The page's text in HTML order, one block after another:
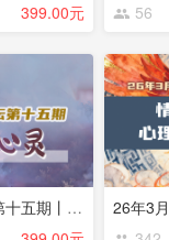
399.00元
56
心理分析名师讲坛第十五期丨艺术与心灵：运用“三层交互系统模型”的临床实践丨LindaCarter